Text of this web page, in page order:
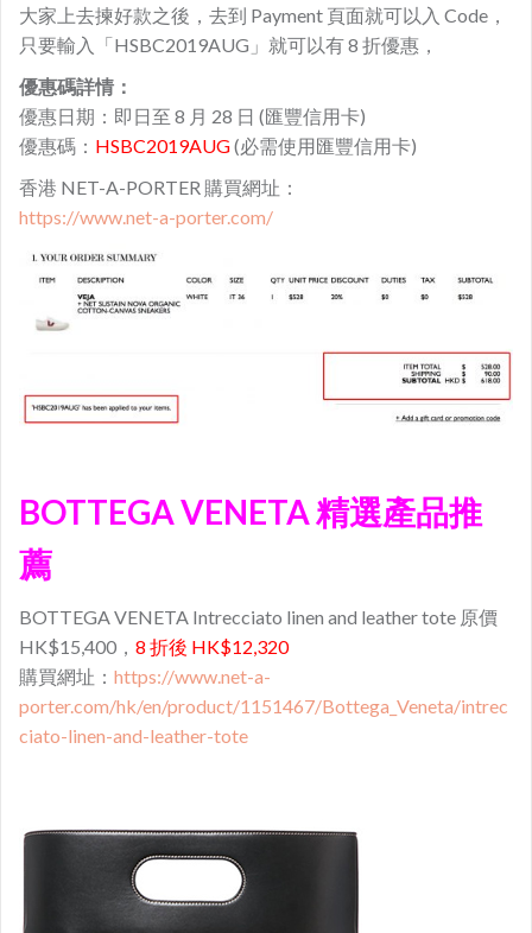
大家上去揀好款之後，去到 Payment 頁面就可以入 Code，
只要輸入「HSBC2019AUG」就可以有 8 折優惠，
優惠碼詳情：
優惠日期：即日至 8 月 28 日 (匯豐信用卡)
優惠碼： HSBC2019AUG(必需使用匯豐信用卡)
香港 NET-A-PORTER 購買網址：
https://www.net-a-porter.com/
BOTTEGA VENETA 精選產品推
薦
BOTTEGA VENETA Intrecciato linen and leather tote 原價
HK$15,400， 8 折後 HK$12,320
購買網址： https://www.net-a-
porter.com/hk/en/product/1151467/Bottega_Veneta/intrec
ciato-linen-and-leather-tote